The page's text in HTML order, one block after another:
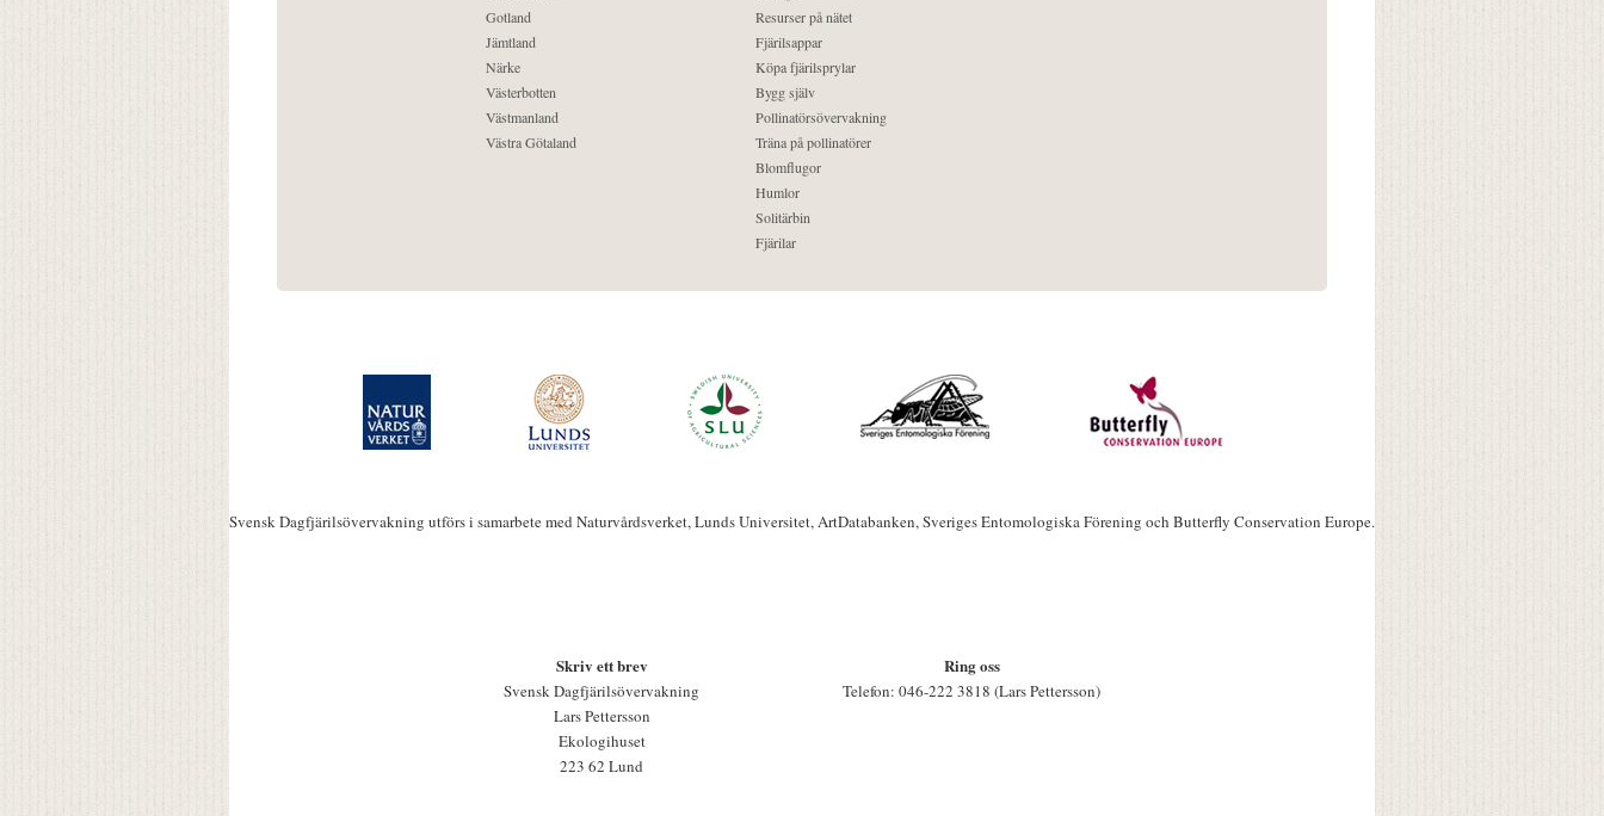
Gotland
Jämtland
Närke
Västerbotten
Västmanland
Västra Götaland
Resurser på nätet
Fjärilsappar
Köpa fjärilsprylar
Bygg själv
Pollinatörsövervakning
Träna på pollinatörer
Blomflugor
Humlor
Solitärbin
Fjärilar
Svensk Dagfjärilsövervakning utförs i samarbete med Naturvårdsverket, Lunds Universitet, ArtDatabanken, Sveriges Entomologiska Förening och Butterfly Conservation Europe.
Skriv ett brev
Svensk Dagfjärilsövervakning
Lars Pettersson
Ekologihuset
223 62 Lund
Ring oss
Telefon: 046-222 3818 (Lars Pettersson)